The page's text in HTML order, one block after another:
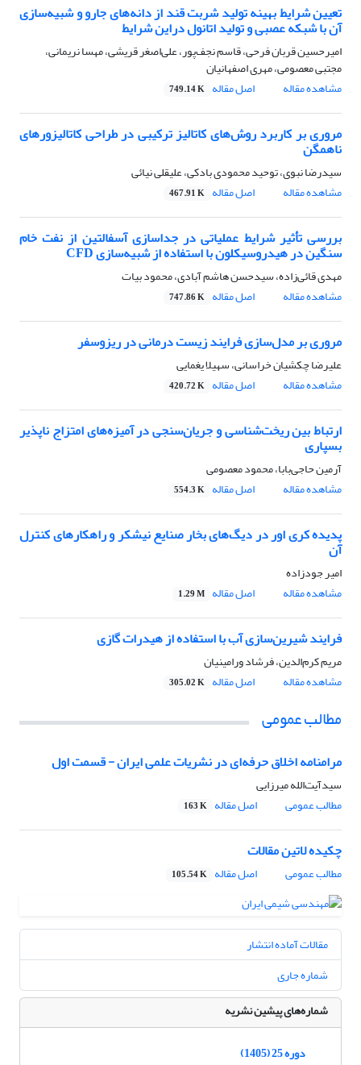
تعیین شرایط بهینه تولید شربت قند از دانه‌های جارو و شبیه‌سازی
آن با شبکه عصبی و تولید اتانول دراین شرایط
امیرحسین قربان فرحی، قاسم نجف‌پور، علی‌اصغر قریشی، مهسا نریمانی،
مجتبی معصومی، مهری اصفهانیان
مشاهده مقاله
اصل مقاله 749.14 K
مروری بر کاربرد روش‌های کاتالیز ترکیبی در طراحی کاتالیزورهای
ناهمگن
سیدرضا نبوی، توحید محمودی بادکی، علیقلی نیائی
مشاهده مقاله
اصل مقاله 467.91 K
بررسی تأثیر شرایط عملیاتی در جداسازی آسفالتین از نفت خام
سنگین در هیدروسیکلون با استفاده از شبیه‌سازی CFD
مهدی قائی‌زاده، سیدحسن هاشم آبادی، محمود بیات
مشاهده مقاله
اصل مقاله 747.86 K
مروری بر مدل‌سازی فرایند زیست درمانی در ریزوسفر
علیرضا چکشیان خراسانی، سهیلا یغمایی
مشاهده مقاله
اصل مقاله 420.72 K
ارتباط بین ریخت‌شناسی و جریان‌سنجی در آمیزه‌های امتزاج ناپذیر
بسپاری
آرمین حاجی‌بابا، محمود معصومی
مشاهده مقاله
اصل مقاله 554.3 K
پدیده کری اور در دیگ‌های بخار صنایع نیشکر و راهکارهای کنترل
آن
امیر جودزاده
مشاهده مقاله
اصل مقاله 1.29 M
فرایند شیرین‌سازی آب با استفاده از هیدرات گازی
مریم کرم‌الدین، فرشاد ورامینیان
مشاهده مقاله
اصل مقاله 305.02 K
مطالب عمومی
مرامنامه اخلاق حرفه‌ای در نشریات علمی ایران - قسمت اول
سیدآیت‌الله میرزایی
مطالب عمومی
اصل مقاله 163 K
چکیده لاتین مقالات
مطالب عمومی اصل مقاله 105.54 K
مقالات آماده انتشار
شماره جاری
شماره‌های پیشین نشریه
دوره 25 (1405)